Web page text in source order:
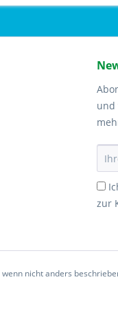
und
zur
nicht anders